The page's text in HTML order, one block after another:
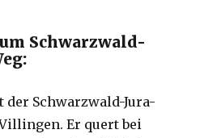
Schwarzwald-
der Schwarzwald-Jura-
Er quert bei